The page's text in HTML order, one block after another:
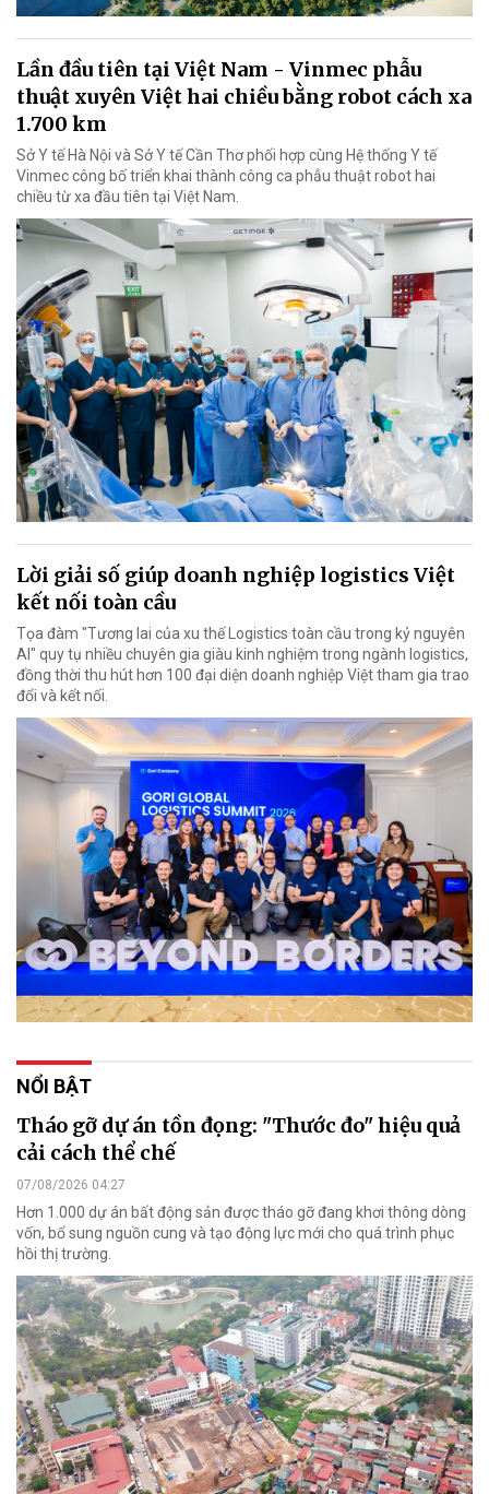
Lần đầu tiên tại Việt Nam - Vinmec phẫu
thuật xuyên Việt hai chiều bằng robot cách xa
1.700 km
Sở Y tế Hà Nội và Sở Y tế Cần Thơ phối hợp cùng Hệ thống Y tế
Vinmec công bố triển khai thành công ca phẫu thuật robot hai
chiều từ xa đầu tiên tại Việt Nam.
Lời giải số giúp doanh nghiệp logistics Việt
kết nối toàn cầu
Tọa đàm "Tương lai của xu thế Logistics toàn cầu trong kỷ nguyên
AI" quy tụ nhiều chuyên gia giàu kinh nghiệm trong ngành logistics,
đồng thời thu hút hơn 100 đại diện doanh nghiệp Việt tham gia trao
đổi và kết nối.
NỔI BẬT
Tháo gỡ dự án tồn đọng: "Thước đo" hiệu quả
cải cách thể chế
07/08/2026 04:27
Hơn 1.000 dự án bất động sản được tháo gỡ đang khơi thông dòng
vốn, bổ sung nguồn cung và tạo động lực mới cho quá trình phục
hồi thị trường.